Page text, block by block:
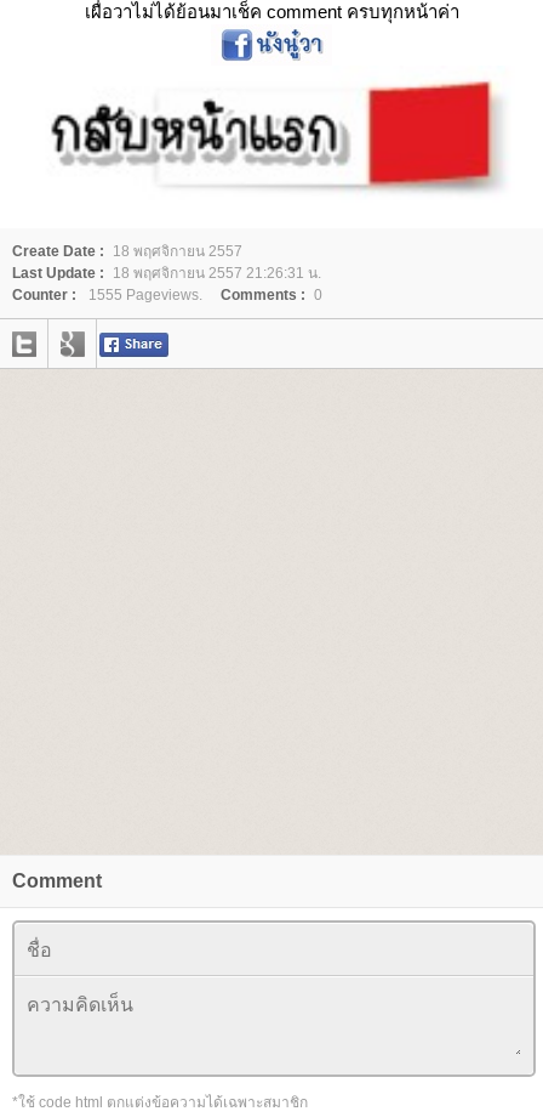
เผื่อวาไม่ได้ย้อนมาเช็ค comment ครบทุกหน้าค่า
Create Date :
18 พฤศจิกายน 2557
Last Update :
18 พฤศจิกายน 2557 21:26:31 น.
Counter :
1555 Pageviews. Comments : 0
Comment
*ใช้ code html ตกแต่งข้อความได้เฉพาะสมาชิก